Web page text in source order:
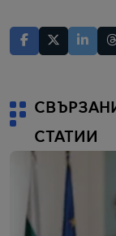
СТАТИИ